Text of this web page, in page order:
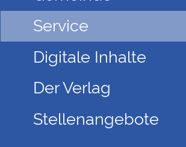
Service
Digitale Inhalte
Der Verlag
Stellenangebote